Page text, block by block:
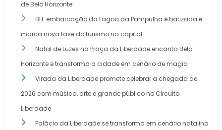
de Belo Horizonte
BH: embarcação da Lagoa da Pampulha é batizada e
marca nova fase do turismo na capital
Natal de Luzes na Praça da Liberdade encanta Belo
Horizonte e transforma a cidade em cenário de magia
Virada da Liberdade promete celebrar a chegada de
2026 com música, arte e grande público no Circuito
Liberdade
Palácio da Liberdade se transforma em cenário natalino